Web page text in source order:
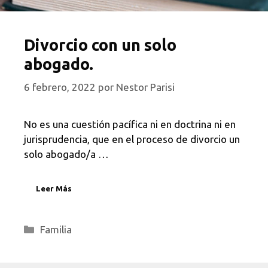
Divorcio con un solo
abogado.
6 febrero, 2022 por Nestor Parisi
No es una cuestión pacífica ni en doctrina ni en
jurisprudencia, que en el proceso de divorcio un
solo abogado/a …
Leer Más
Categorías
Familia